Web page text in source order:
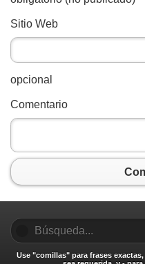
Sitio Web
opcional
Comentario
Use "comillas" para frases